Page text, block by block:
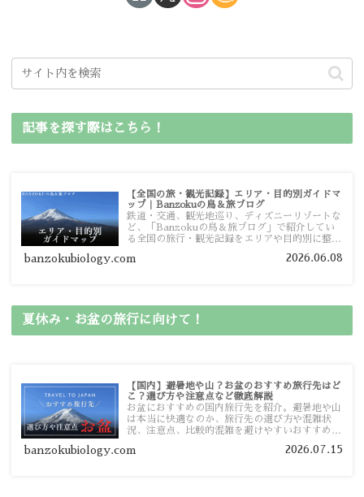
記事を探す際はこちら！
【全国の旅・観光記録】エリア・目的別ガイドマ
ップ｜Banzokuの鳥＆旅ブログ
鉄道・交通、観光地巡り、ディズニーリゾートな
ど、「Banzokuの鳥＆旅ブログ」で紹介してい
る全国の旅行・観光記録をエリアや目的別に整理
ガイドマップからスムーズに見つけていただけま
banzokubiology.com 2026.06.08
夏休み・お盆の旅行に向けて！
【国内】避暑地や山？お盆のおすすめ旅行先はど
こ？選び方や注意点など徹底解説
お盆におすすめの国内旅行先を紹介。避暑地や山
は本当に快適なのか、旅行先の選び方や混雑状
況、注意点、比較的混雑を避けやすいおすすめス
す。
banzokubiology.com 2026.07.15